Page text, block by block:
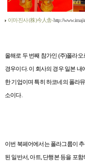
이마진사 (株)今人舎-http://
올해로 두 번째 참가인 (주)폴라오
경우이다. 이 회사의 경우 일본
한 기업이며 특히 하코네의 폴라
소이다.
이번 북페어에서는 폴라그룹이
된 일반서,아트,단행본 등을 포